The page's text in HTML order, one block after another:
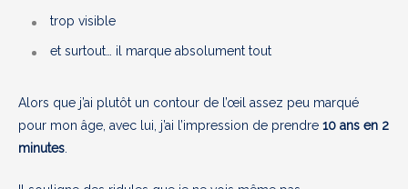
trop visible
et surtout… il marque absolument tout
Alors que j’ai plutôt un contour de l’œil assez peu marqué
pour mon âge, avec lui, j’ai l’impression de prendre 10 ans en 2
minutes